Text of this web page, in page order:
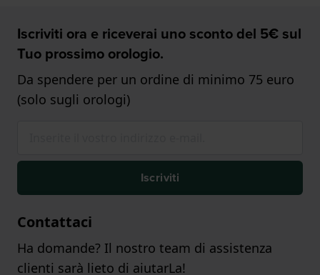
Iscriviti ora e riceverai uno sconto del 5€ sul
Tuo prossimo orologio.
Da spendere per un ordine di minimo 75 euro
(solo sugli orologi)
Iscriviti
Contattaci
Ha domande? Il nostro team di assistenza
clienti sarà lieto di aiutarLa!